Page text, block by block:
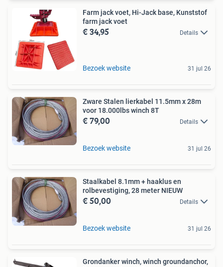
Farm jack voet, Hi-Jack base, Kunststof
farm jack voet
€ 34,95 Details
Bezoek website 31 jul 26
Zware Stalen lierkabel 11.5mm x 28m
voor 18.000lbs winch 8T
€ 79,00 Details
Bezoek website 31 jul 26
Staalkabel 8.1mm + haaklus en
rolbevestiging, 28 meter NIEUW
€ 50,00 Details
Bezoek website 31 jul 26
Grondanker winch, winch groundanchor,